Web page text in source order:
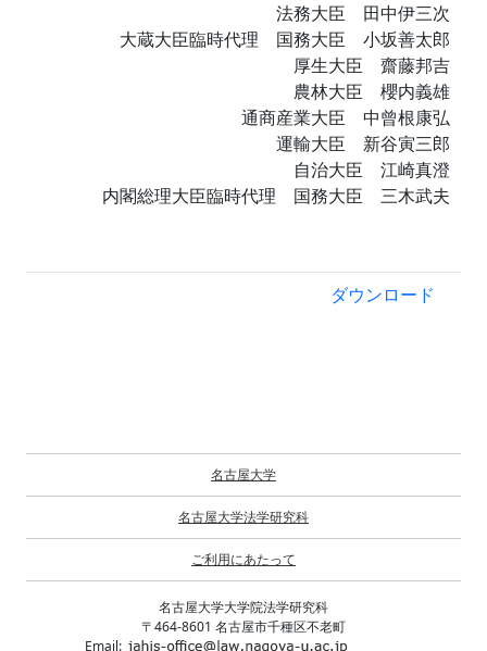
法務大臣 田中伊三次
大蔵大臣臨時代理 国務大臣 小坂善太郎
厚生大臣 齋藤邦吉
農林大臣 櫻内義雄
通商産業大臣 中曾根康弘
運輸大臣 新谷寅三郎
自治大臣 江崎真澄
内閣総理大臣臨時代理 国務大臣 三木武夫
ダウンロード
名古屋大学
名古屋大学法学研究科
ご利用にあたって
名古屋大学大学院法学研究科
〒464-8601 名古屋市千種区不老町
Email: